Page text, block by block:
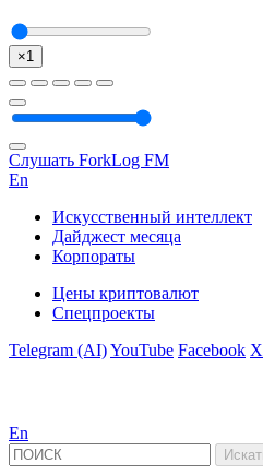
×1
Слушать ForkLog FM
En
Искусственный интеллект
Дайджест месяца
Корпораты
Цены криптовалют
Спецпроекты
Telegram (AI)YouTube Facebook X
En